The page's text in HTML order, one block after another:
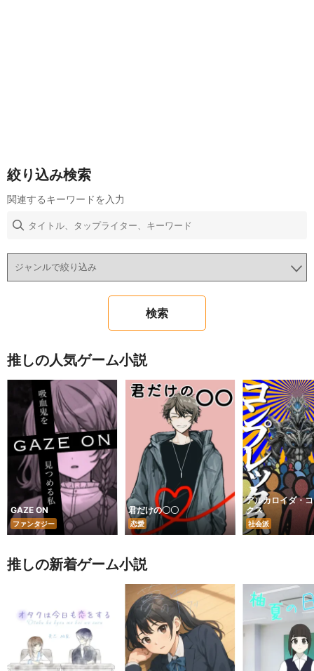
絞り込み検索
関連するキーワードを入力
推しの人気ゲーム小説
GAZE ON
ファンタジー
君だけの〇〇
恋愛
アルカロイダ・
クス
社会派
推しの新着ゲーム小説